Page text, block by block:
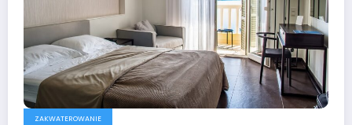
ZAKWATEROWANIE